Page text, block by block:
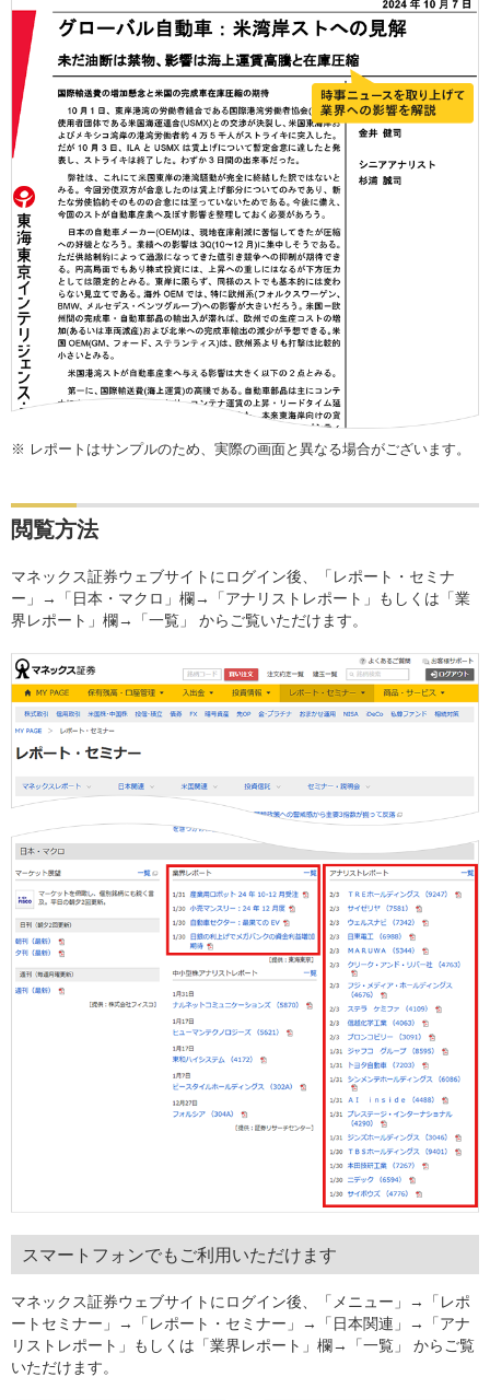
※ レポートはサンプルのため、実際の画面と異なる場合がございます。
閲覧方法
マネックス証券ウェブサイトにログイン後、「レポート・セミナ
ー」→「日本・マクロ」欄→「アナリストレポート」もしくは「業
界レポート」欄→「一覧」 からご覧いただけます。
スマートフォンでもご利用いただけます
マネックス証券ウェブサイトにログイン後、「メニュー」→「レポ
ートセミナー」→「レポート・セミナー」→「日本関連」→「アナ
リストレポート」もしくは「業界レポート」欄→「一覧」 からご覧
いただけます。